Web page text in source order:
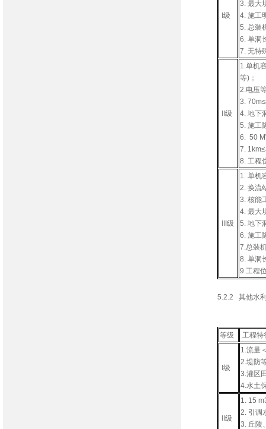
I级
3. 最大
4. 施工
5. 总装
6. 单洞
7. 无特
II级
1.单机
等)；
2.电压
3.
4. 地下
5. 施工
6. 50
7.
8. 工程
III级
1. 单机
2. 换流
3. 核能
4. 最大
5. 地下
6. 施工
7.总装
8. 单洞
9.工程
5.2.2 其他水
等级
工程
I级
1.流量
2.堤防
3.灌区
4.水土
II级
1. 15
2. 引调
3. 丘陵